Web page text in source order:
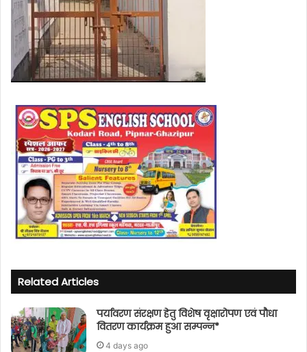
Related Articles
पर्यावरण संरक्षण हेतु विशेष वृक्षारोपण एवं पौधा
वितरण कार्यक्रम हुआ सम्पन्न*
4 days ago